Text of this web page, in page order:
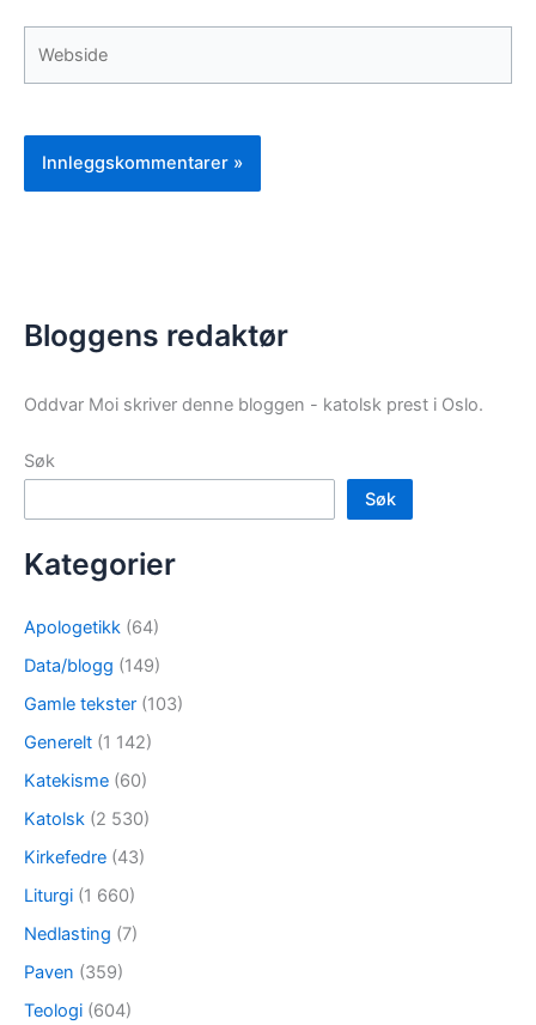
Bloggens redaktør
Oddvar Moi skriver denne bloggen - katolsk prest i Oslo.
Søk
Søk
Kategorier
Apologetikk (64)
Data/blogg (149)
Gamle tekster (103)
Generelt (1 142)
Katekisme (60)
Katolsk (2 530)
Kirkefedre (43)
Liturgi (1 660)
Nedlasting (7)
Paven (359)
Teologi (604)